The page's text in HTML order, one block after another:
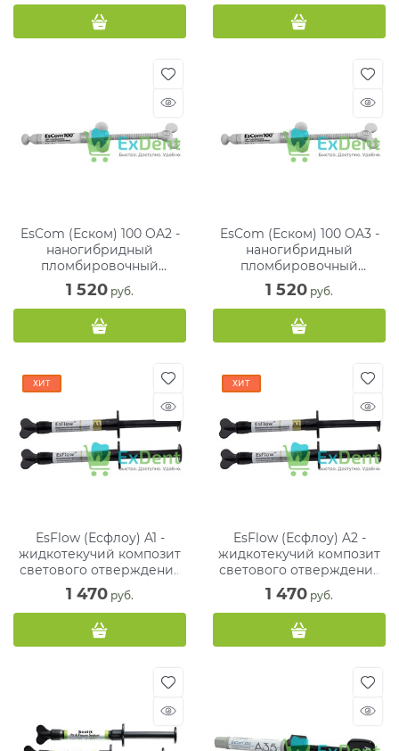
EsCom (Еском) 100 OA2 -
наногибридный
пломбировочный
материал (4 г)
1 520 руб.
EsCom (Еском) 100 OA3 -
наногибридный
пломбировочный
материал (4 г)
1 520 руб.
ХИТ
EsFlow (Есфлоу) A1 -
жидкотекучий композит
светового отверждения
(2 х 2 г)
1 470 руб.
ХИТ
EsFlow (Есфлоу) A2 -
жидкотекучий композит
светового отверждения
(2 х 2 г)
1 470 руб.